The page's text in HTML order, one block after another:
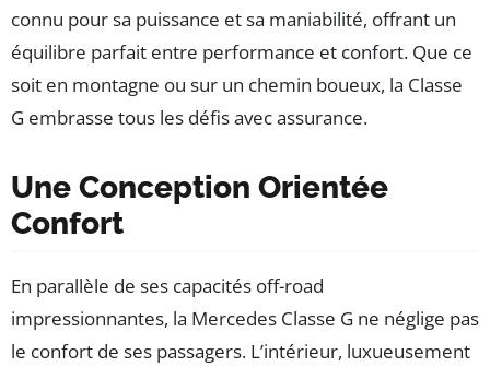
connu pour sa puissance et sa maniabilité, offrant un
équilibre parfait entre performance et confort. Que ce
soit en montagne ou sur un chemin boueux, la Classe
G embrasse tous les défis avec assurance.
Une Conception Orientée
Confort
En parallèle de ses capacités off-road
impressionnantes, la Mercedes Classe G ne néglige pas
le confort de ses passagers. L’intérieur, luxueusement